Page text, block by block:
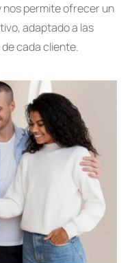
nos permite ofrecer un
adaptado a las
cada cliente.